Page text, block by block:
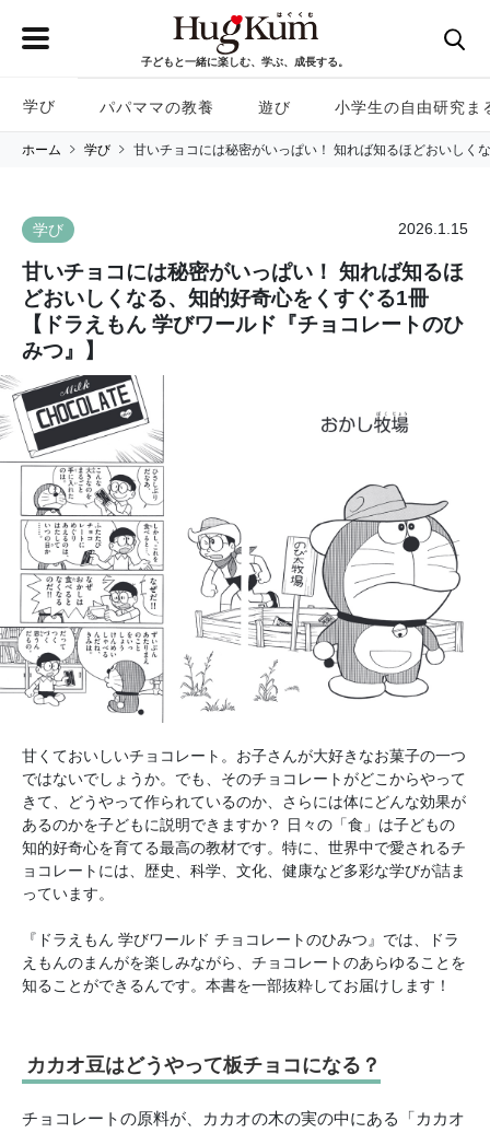
子どもと一緒に楽しむ、学ぶ、成長する。
学び パパママの教養 遊び 小学生の自由研究ま
ホーム 学び 甘いチョコには秘密がいっぱい！ 知れば知るほどおいしく
学び 2026.1.15
甘いチョコには秘密がいっぱい！ 知れば知るほ
どおいしくなる、知的好奇心をくすぐる1冊
【ドラえもん 学びワールド『チョコレートのひ
みつ』】
甘くておいしいチョコレート。お子さんが大好きなお菓子の一つ
ではないでしょうか。でも、そのチョコレートがどこからやって
きて、どうやって作られているのか、さらには体にどんな効果が
あるのかを子どもに説明できますか？ 日々の「食」は子どもの
知的好奇心を育てる最高の教材です。特に、世界中で愛されるチ
ョコレートには、歴史、科学、文化、健康など多彩な学びが詰ま
っています。
『ドラえもん 学びワールド チョコレートのひみつ』では、ドラ
えもんのまんがを楽しみながら、チョコレートのあらゆることを
知ることができるんです。本書を一部抜粋してお届けします！
カカオ豆はどうやって板チョコになる？
チョコレートの原料が、カカオの木の実の中にある「カカオ